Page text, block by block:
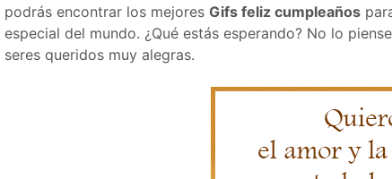
podrás encontrar los mejores Gifs feliz cumpleaños
especial del mundo. ¿Qué estás esperando? No lo
seres queridos muy alegras.